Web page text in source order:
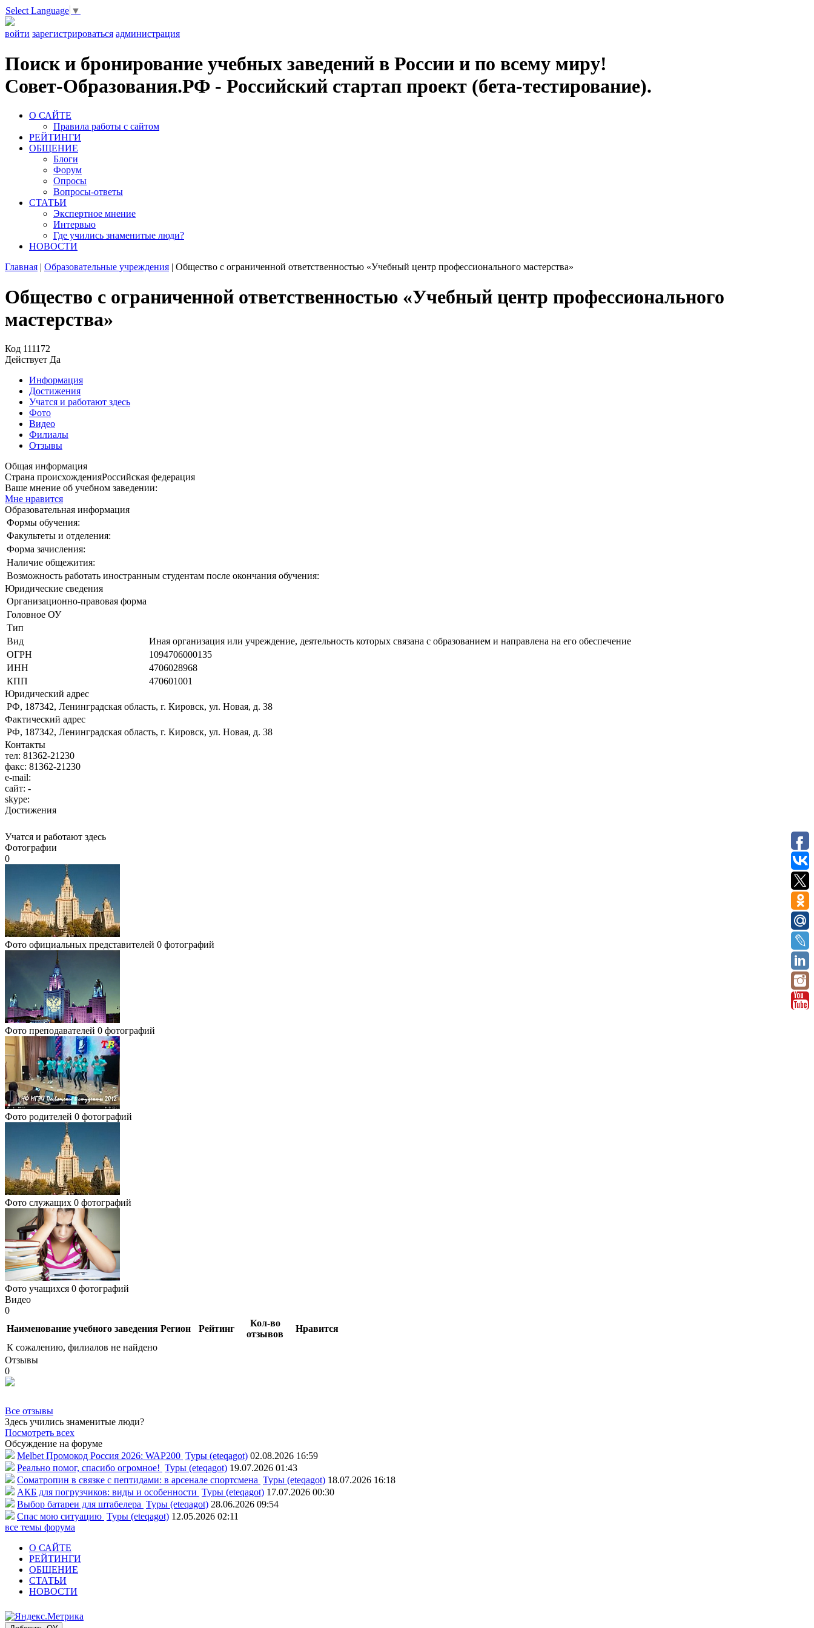
Select Language ▼
войти зарегистрироваться администрация
Поиск и бронирование учебных заведений в России и по всему миру!
Совет-Образования.РФ - Российский стартап проект (бета-тестирование).
О САЙТЕ
Правила работы с сайтом
РЕЙТИНГИ
ОБЩЕНИЕ
Блоги
Форум
Опросы
Вопросы-ответы
СТАТЬИ
Экспертное мнение
Интервью
Где учились знаменитые люди?
НОВОСТИ
Главная | Образовательные учреждения | Общество с ограниченной ответственностью «Учебный центр профессионального мастерства»
Общество с ограниченной ответственностью «Учебный центр профессионального
мастерства»
Код 111172
Действует Да
Информация
Достижения
Учатся и работают здесь
Фото
Видео
Филиалы
Отзывы
Общая информация
Страна происхожденияРоссийская федерация
Ваше мнение об учебном заведении:
Мне нравится
Образовательная информация
Формы обучения:
Факультеты и отделения:
Форма зачисления:
Наличие общежития:
Возможность работать иностранным студентам после окончания обучения:
Юридические сведения
Организационно-правовая форма
Головное ОУ
Тип
Вид
Иная организация или учреждение, деятельность которых связана с образованием и направлена на его обеспечение
ОГРН
1094706000135
ИНН
4706028968
КПП
470601001
Юридический адрес
РФ, 187342, Ленинградская область, г. Кировск, ул. Новая, д. 38
Фактический адрес
РФ, 187342, Ленинградская область, г. Кировск, ул. Новая, д. 38
Контакты
тел: 81362-21230
факс: 81362-21230
e-mail:
сайт: -
skype:
Достижения
Учатся и работают здесь
Фотографии
0
Фото официальных представителей 0 фотографий
Фото преподавателей 0 фотографий
Фото родителей 0 фотографий
Фото служащих 0 фотографий
Фото учащихся 0 фотографий
Видео
0
Наименование учебного заведения Регион Рейтинг
Кол-во
отзывов
Нравится
К сожалению, филиалов не найдено
Отзывы
0
Все отзывы
Здесь учились знаменитые люди?
Посмотреть всех
Обсуждение на форуме
Melbet Промокод Россия 2026: WAP200 Туры (eteqagot) 02.08.2026 16:59
Реально помог, спасибо огромное! Туры (eteqagot) 19.07.2026 01:43
Соматропин в связке с пептидами: в арсенале спортсмена Туры (eteqagot) 18.07.2026 16:18
АКБ для погрузчиков: виды и особенности Туры (eteqagot) 17.07.2026 00:30
Выбор батареи для штабелера Туры (eteqagot) 28.06.2026 09:54
Спас мою ситуацию Туры (eteqagot) 12.05.2026 02:11
все темы форума
О САЙТЕ
РЕЙТИНГИ
ОБЩЕНИЕ
СТАТЬИ
НОВОСТИ